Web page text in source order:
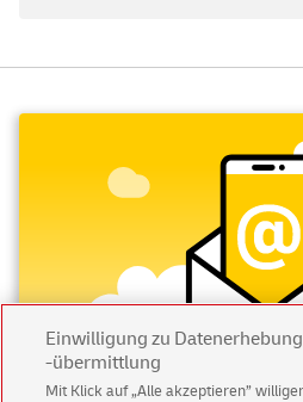
Einwilligung zu
-übermittlung
Mit Klick auf „Alle akzeptieren”